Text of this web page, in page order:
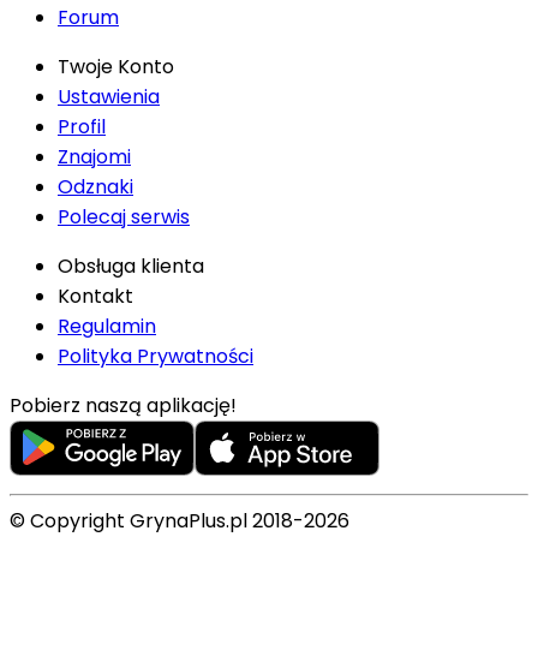
Forum
Twoje Konto
Ustawienia
Profil
Znajomi
Odznaki
Polecaj serwis
Obsługa klienta
Kontakt
Regulamin
Polityka Prywatności
Pobierz naszą aplikację!
© Copyright GrynaPlus.pl 2018-2026